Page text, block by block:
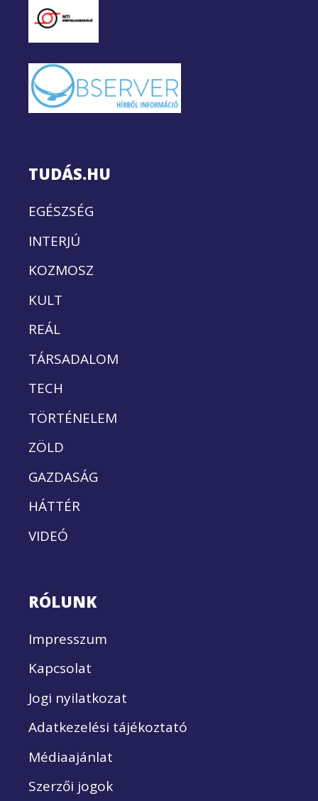
TUDÁS.HU
EGÉSZSÉG
INTERJÚ
KOZMOSZ
KULT
REÁL
TÁRSADALOM
TECH
TÖRTÉNELEM
ZÖLD
GAZDASÁG
HÁTTÉR
VIDEÓ
RÓLUNK
Impresszum
Kapcsolat
Jogi nyilatkozat
Adatkezelési tájékoztató
Médiaajánlat
Szerzői jogok